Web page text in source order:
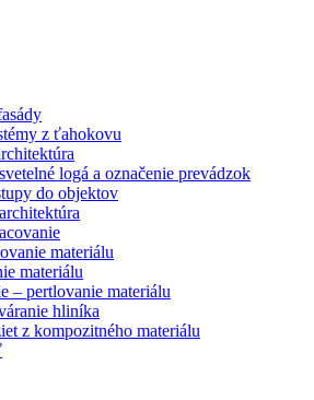
z ťahokovu
logá a označenie prevádzok
do objektov
materiálu
materiálu
– pertlovanie materiálu
hliníka
z kompozitného materiálu